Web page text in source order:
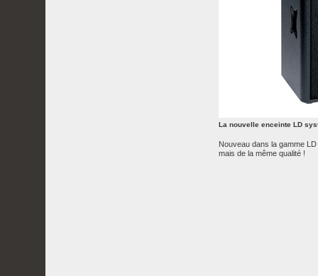
La nouvelle enceinte LD
Nouveau dans la gamme
mais de la même qualité !